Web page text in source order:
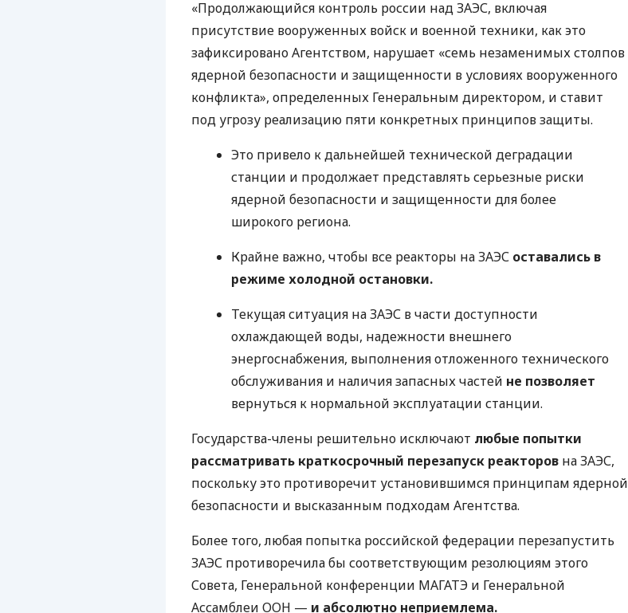
«Продолжающийся контроль россии над ЗАЭС, включая
присутствие вооруженных войск и военной техники, как это
зафиксировано Агентством, нарушает «семь незаменимых столпов
ядерной безопасности и защищенности в условиях вооруженного
конфликта», определенных Генеральным директором, и ставит
под угрозу реализацию пяти конкретных принципов защиты.
Это привело к дальнейшей технической деградации
станции и продолжает представлять серьезные риски
ядерной безопасности и защищенности для более
широкого региона.
Крайне важно, чтобы все реакторы на ЗАЭС оставались в
режиме холодной остановки.
Текущая ситуация на ЗАЭС в части доступности
охлаждающей воды, надежности внешнего
энергоснабжения, выполнения отложенного технического
обслуживания и наличия запасных частей не позволяет
вернуться к нормальной эксплуатации станции.
Государства-члены решительно исключают любые попытки
рассматривать краткосрочный перезапуск реакторов на ЗАЭС,
поскольку это противоречит установившимся принципам ядерной
безопасности и высказанным подходам Агентства.
Более того, любая попытка российской федерации перезапустить
ЗАЭС противоречила бы соответствующим резолюциям этого
Совета, Генеральной конференции МАГАТЭ и Генеральной
Ассамблеи ООН — и абсолютно неприемлема.